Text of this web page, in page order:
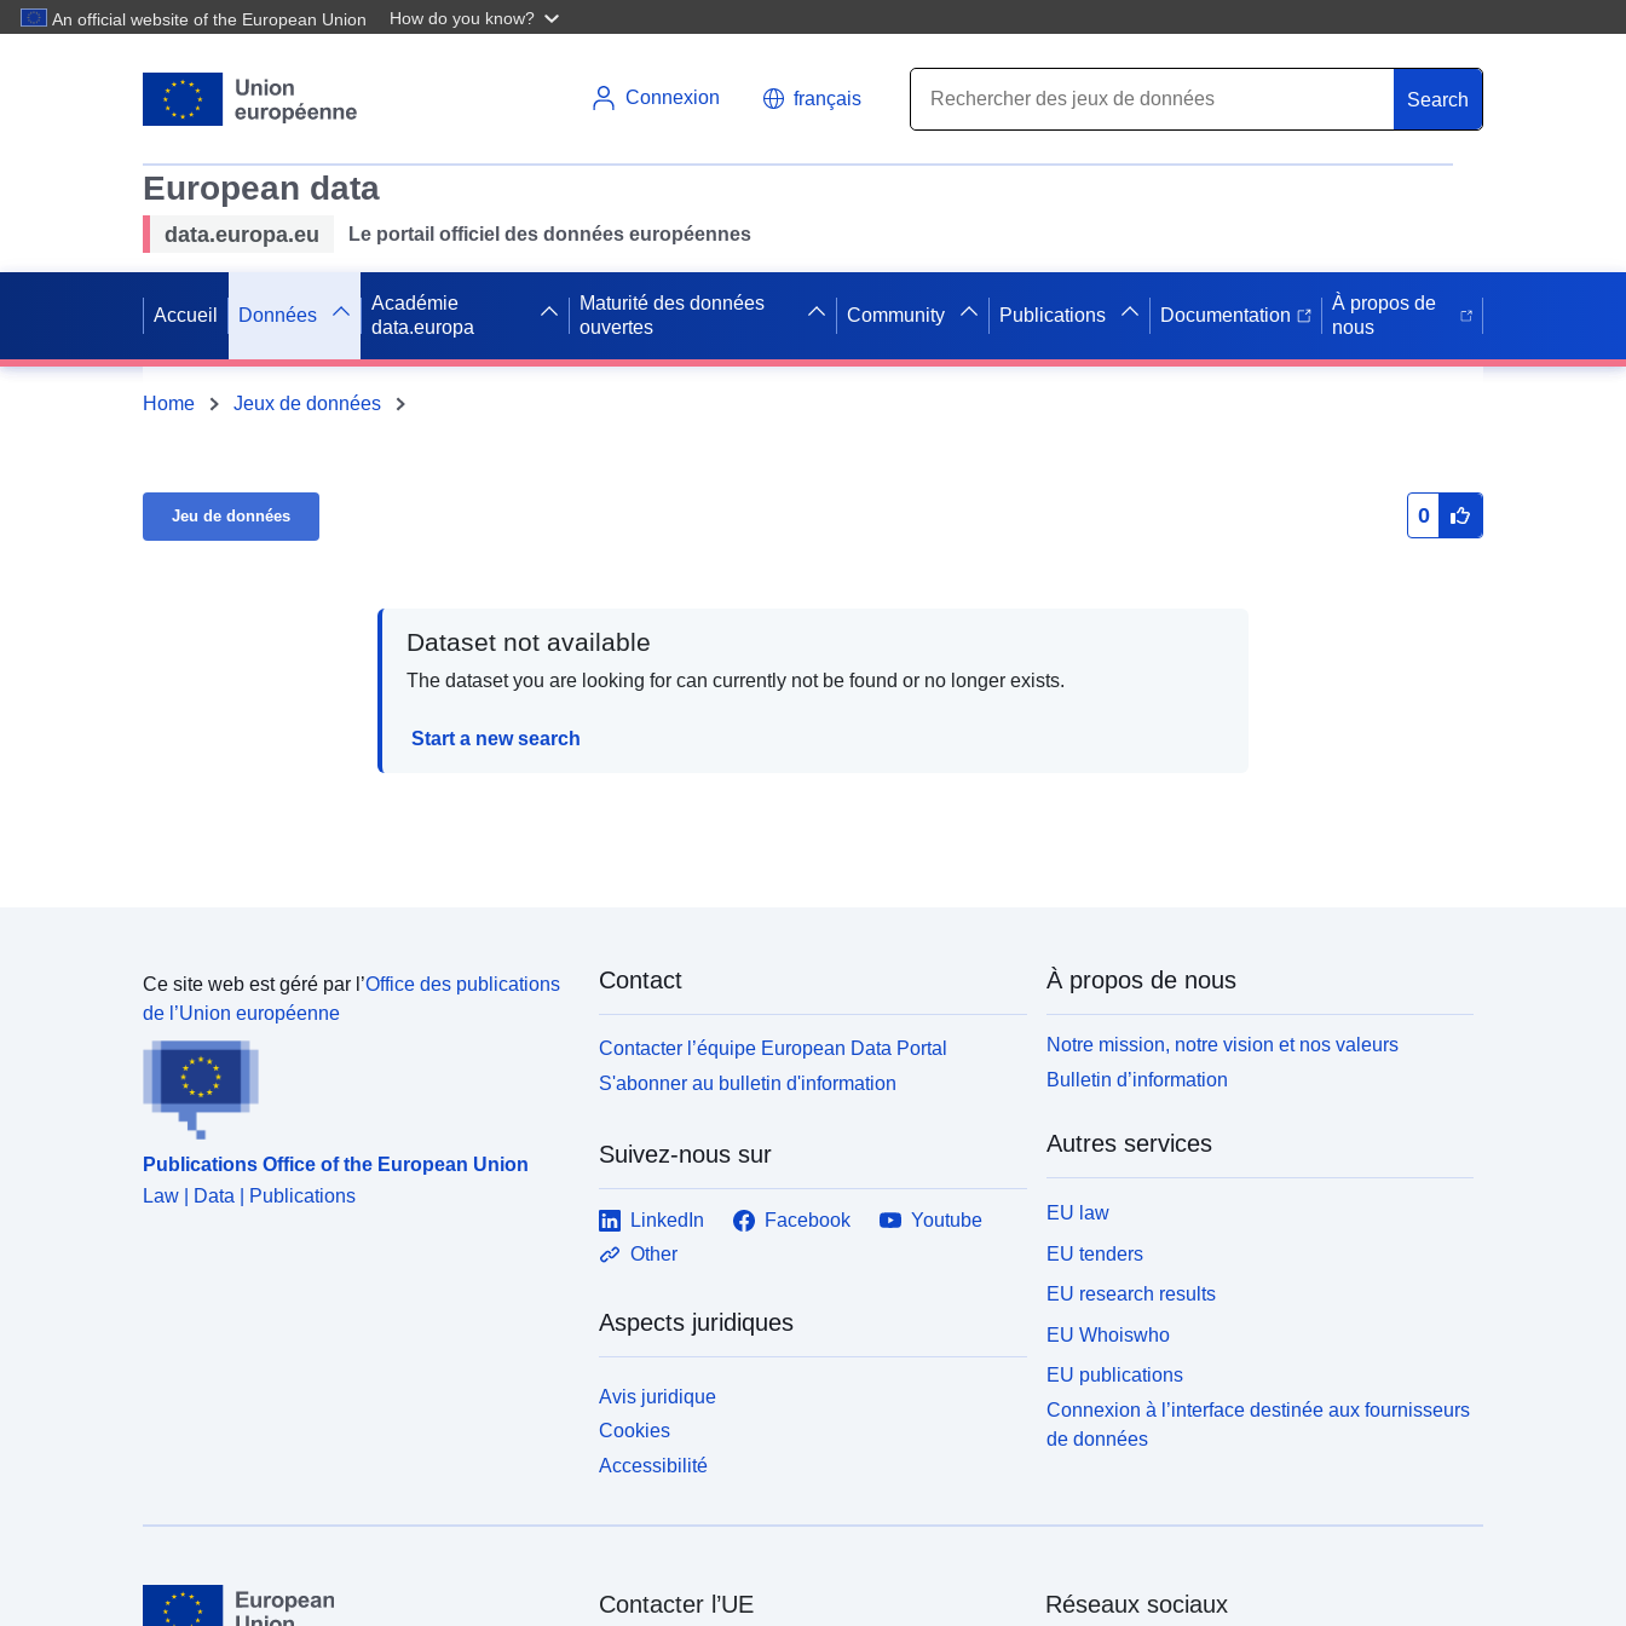
An official website of the European Union How do you know?
Connexion français Search
European data
data.europa.eu Le portail officiel des données européennes
Accueil Données
Académie
data.europa
Maturité des données
ouvertes
Community Publications Documentation
À propos de
nous
Home Jeux de données
Jeu de données 0
Dataset not available
The dataset you are looking for can currently not be found or no longer exists.
Start a new search
Ce site web est géré par l’Office des publications
de l’Union européenne
Publications Office of the European Union
Law | Data | Publications
Contact
Contacter l’équipe European Data Portal
S'abonner au bulletin d'information
Suivez-nous sur
LinkedIn Facebook
Youtube
Other
Aspects juridiques
Avis juridique
Cookies
Accessibilité
À propos de nous
Notre mission, notre vision et nos valeurs
Bulletin d’information
Autres services
EU law
EU tenders
EU research results
EU Whoiswho
EU publications
Connexion à l’interface destinée aux fournisseurs
de données
Contacter l’UE Réseaux sociaux